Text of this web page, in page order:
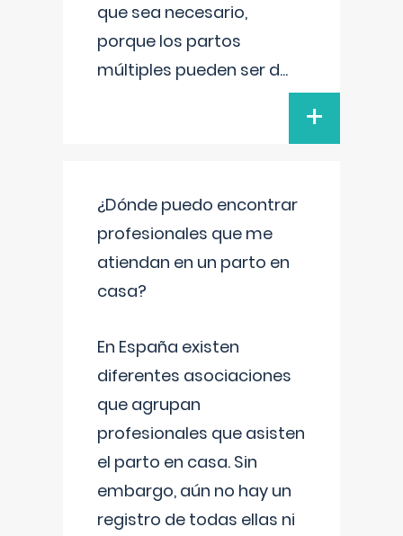
que sea necesario,
porque los partos
múltiples pueden ser d...
+
¿Dónde puedo encontrar
profesionales que me
atiendan en un parto en
casa?
En España existen
diferentes asociaciones
que agrupan
profesionales que asisten
el parto en casa. Sin
embargo, aún no hay un
registro de todas ellas ni